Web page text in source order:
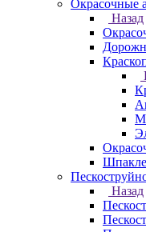
Окрасочные
Назад
Назад